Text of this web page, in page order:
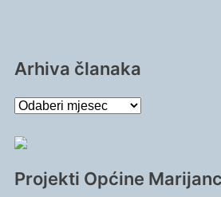
Arhiva članaka
Arhiva
Projekti Općine